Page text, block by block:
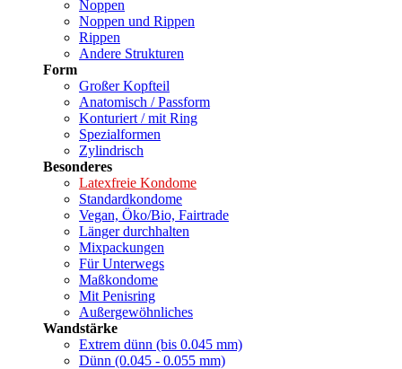
Noppen
Noppen und Rippen
Rippen
Andere Strukturen
Form
Großer Kopfteil
Anatomisch / Passform
Konturiert / mit Ring
Spezialformen
Zylindrisch
Besonderes
Latexfreie Kondome
Standardkondome
Vegan, Öko/Bio, Fairtrade
Länger durchhalten
Mixpackungen
Für Unterwegs
Maßkondome
Mit Penisring
Außergewöhnliches
Wandstärke
Extrem dünn (bis 0.045 mm)
Dünn (0.045 - 0.055 mm)